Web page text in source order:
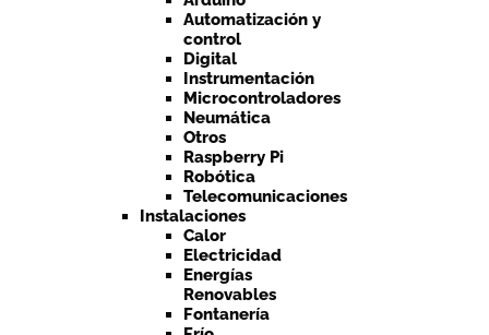
Automatización y
control
Digital
Instrumentación
Microcontroladores
Neumática
Otros
Raspberry Pi
Robótica
Telecomunicaciones
Instalaciones
Calor
Electricidad
Energías
Renovables
Fontanería